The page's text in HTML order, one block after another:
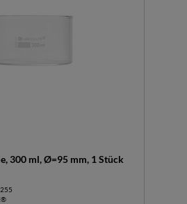
300 ml, Ø=95 mm, 1 Stück